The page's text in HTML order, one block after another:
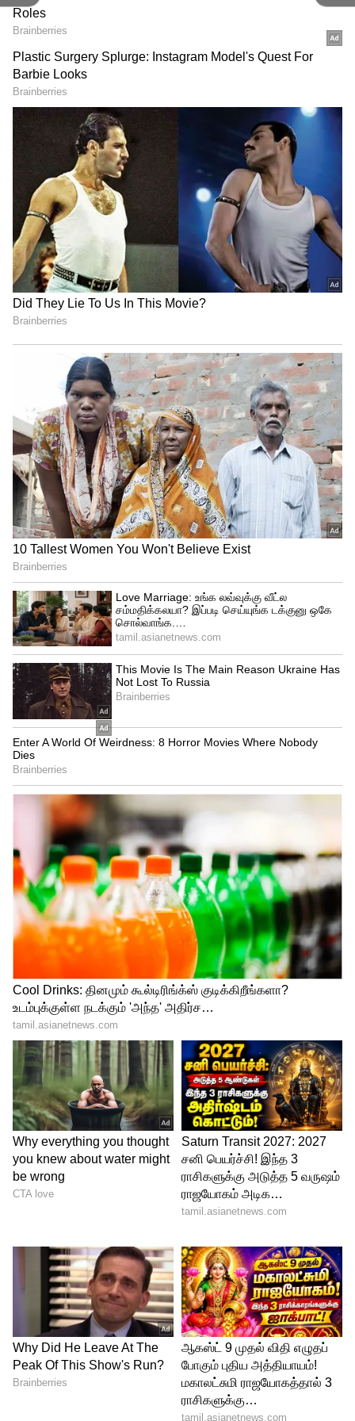
ஆன்மிக ரீதியாகவும், மருத்துவ ரீதியாகவும்
மிக முக்கிய இடத்தைப் பிடித்திருப்பது
துளசி செடி. துளசி செடியின் விதைகள்
தொட்டியில் வைக்கலாம். மழைக்காலத்தில்
தொட்டியில் தண்ணீர் தேங்காமல்,
'டிரைனேஜ்' சரியாக இருந்தால் துளசி
இலைகள் கருகாமல் செழித்து வளரும்.
மழைக்கால சளி, இருமலுக்குத் துளசி டீ
மற்றும் கஷாயம் மிகச்சிறந்த வீட்டு
வைத்தியமாகும்.
Related Articles
Water Heater: உயிருக்கே ஆபத்தாகும்
வாட்டர் ஹீட்டர் ராடு! குளிக்கும் போது
நீங்கள் செய்யும் அந்த 6 தவறுகள்!
Mutton Vs Sheep: மட்டன் பிரியர்களே?
ஆடு Vs செம்மறி ஆட்டிறைச்சியில் எது
பெஸ்ட்?
புதினா (Mint)
மழைக்காலத்தில் மிக வேகமாக
வளரக்கூடிய ஒரு செடி என்றால் அது புதினா
தான். இதற்கு அதிகப் பராமரிப்பு
தேவையில்லை. கடையில் வாங்கும் புதினா
கீரையின் தண்டுகளை மட்டும் மண்ணில்
நட்டு வைத்தாலே போதும், மிக வேகமாகத்
துளிர்விட்டு வளரும். லேசான வெயிலும்,
ஈரமான மண்ணும் இதற்கு போதுமானது.
பிரியாணி, ராய்தா மற்றும் ஹெர்பல் டீ
செய்யப் பயன்படுத்தலாம்.
Water Heater: உயிருக்கே ஆபத்தாகும்
வாட்டர் ஹீட்டர் ராடு! குளிக்கும் போது
நீங்கள் செய்யும் அந்த 6 தவறுகள்!